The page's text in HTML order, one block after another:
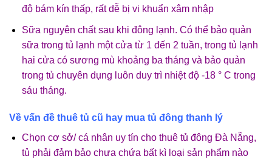
độ bám kín thấp, rất dễ bị vi khuẩn xâm nhập
Sữa nguyên chất sau khi đông lạnh. Có thể bảo quản
sữa trong tủ lạnh một cửa từ 1 đến 2 tuần, trong tủ lạnh
hai cửa có sương mù khoảng ba tháng và bảo quản
trong tủ chuyên dụng luôn duy trì nhiệt độ -18 ° C trong
sáu tháng.
Về vấn đề thuê tủ cũ hay mua tủ đông thanh lý
Chọn cơ sở/ cá nhân uy tín cho thuê tủ đông Đà Nẵng,
tủ phải đảm bảo chưa chứa bất kì loại sản phẩm nào